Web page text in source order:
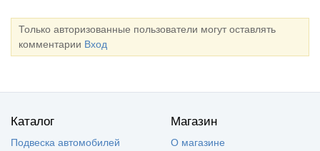
Только авторизованные пользователи могут оставлять
комментарии Вход
Каталог
Подвеска автомобилей
Магазин
О магазине